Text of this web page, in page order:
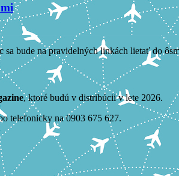
bude na pravidelných linkách lietať do
, ktoré budú v distribúcii v lete 2026.
telefonicky na 0903 675 627.